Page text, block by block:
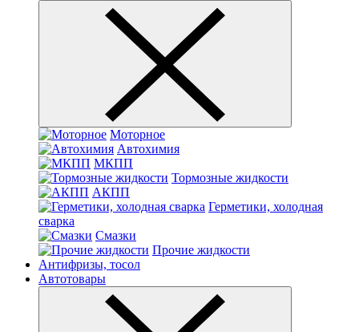
Моторное
Автохимия
МКПП
Тормозные жидкости
АКПП
Герметики, холодная
сварка
Смазки
Прочие жидкости
Антифризы, тосол
Автотовары